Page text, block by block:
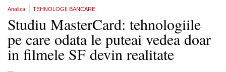
Analiza TEHNOLOGII BANCARE
Studiu MasterCard: tehnologiile
pe care odata le puteai vedea doar
in filmele SF devin realitate